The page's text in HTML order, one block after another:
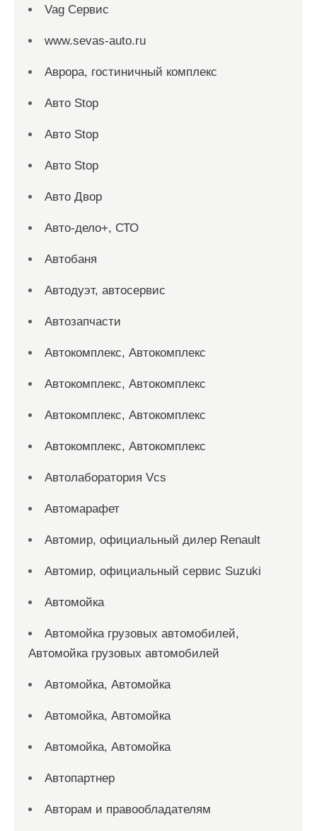
Vag Сервис
www.sevas-auto.ru
Аврора, гостиничный комплекс
Авто Stop
Авто Stop
Авто Stop
Авто Двор
Авто-дело+, СТО
Автобаня
Автодуэт, автосервис
Автозапчасти
Автокомплекс, Автокомплекс
Автокомплекс, Автокомплекс
Автокомплекс, Автокомплекс
Автокомплекс, Автокомплекс
Автолаборатория Vcs
Автомарафет
Автомир, официальный дилер Renault
Автомир, официальный сервис Suzuki
Автомойка
Автомойка грузовых автомобилей,
Автомойка грузовых автомобилей
Автомойка, Автомойка
Автомойка, Автомойка
Автомойка, Автомойка
Автопартнер
Авторам и правообладателям